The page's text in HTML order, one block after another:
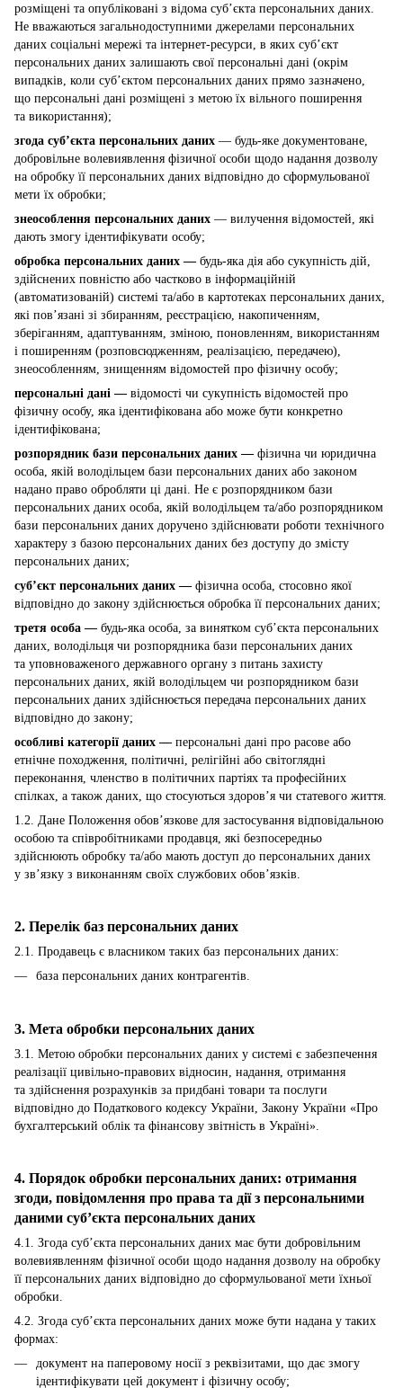
розміщені та опубліковані з відома суб’єкта персональних даних.
Не вважаються загальнодоступними джерелами персональних
даних соціальні мережі та інтернет-ресурси, в яких суб’єкт
персональних даних залишають свої персональні дані (окрім
випадків, коли суб’єктом персональних даних прямо зазначено,
що персональні дані розміщені з метою їх вільного поширення
та використання);
згода суб’єкта персональних даних — будь-яке документоване,
добровільне волевиявлення фізичної особи щодо надання дозволу
на обробку її персональних даних відповідно до сформульованої
мети їх обробки;
знеособлення персональних даних — вилучення відомостей, які
дають змогу ідентифікувати особу;
обробка персональних даних — будь-яка дія або сукупність дій,
здійснених повністю або частково в інформаційній
(автоматизованій) системі та/або в картотеках персональних даних,
які пов’язані зі збиранням, реєстрацією, накопиченням,
зберіганням, адаптуванням, зміною, поновленням, використанням
і поширенням (розповсюдженням, реалізацією, передачею),
знеособленням, знищенням відомостей про фізичну особу;
персональні дані — відомості чи сукупність відомостей про
фізичну особу, яка ідентифікована або може бути конкретно
ідентифікована;
розпорядник бази персональних даних — фізична чи юридична
особа, якій володільцем бази персональних даних або законом
надано право обробляти ці дані. Не є розпорядником бази
персональних даних особа, якій володільцем та/або розпорядником
бази персональних даних доручено здійснювати роботи технічного
характеру з базою персональних даних без доступу до змісту
персональних даних;
суб’єкт персональних даних — фізична особа, стосовно якої
відповідно до закону здійснюється обробка її персональних даних;
третя особа — будь-яка особа, за винятком суб’єкта персональних
даних, володільця чи розпорядника бази персональних даних
та уповноваженого державного органу з питань захисту
персональних даних, якій володільцем чи розпорядником бази
персональних даних здійснюється передача персональних даних
відповідно до закону;
особливі категорії даних — персональні дані про расове або
етнічне походження, політичні, релігійні або світоглядні
переконання, членство в політичних партіях та професійних
спілках, а також даних, що стосуються здоров’я чи статевого життя.
1.2. Дане Положення обов’язкове для застосування відповідальною
особою та співробітниками продавця, які безпосередньо
здійснюють обробку та/або мають доступ до персональних даних
у зв’язку з виконанням своїх службових обов’язків.
2. Перелік баз персональних даних
2.1. Продавець є власником таких баз персональних даних:
база персональних даних контрагентів.
3. Мета обробки персональних даних
3.1. Метою обробки персональних даних у системі є забезпечення
реалізації цивільно-правових відносин, надання, отримання
та здійснення розрахунків за придбані товари та послуги
відповідно до Податкового кодексу України, Закону України «Про
бухгалтерський облік та фінансову звітність в Україні».
4. Порядок обробки персональних даних: отримання
згоди, повідомлення про права та дії з персональними
даними суб’єкта персональних даних
4.1. Згода суб’єкта персональних даних має бути добровільним
волевиявленням фізичної особи щодо надання дозволу на обробку
її персональних даних відповідно до сформульованої мети їхньої
обробки.
4.2. Згода суб’єкта персональних даних може бути надана у таких
формах:
документ на паперовому носії з реквізитами, що дає змогу
ідентифікувати цей документ і фізичну особу;